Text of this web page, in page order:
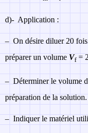
d)- Application :
– On désire diluer 20
préparer un volume Vf=
– Déterminer le volume
préparation de la solution.
– Indiquer le matériel